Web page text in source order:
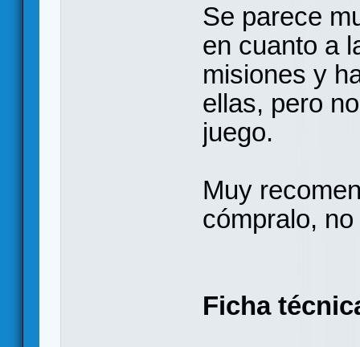
Se parece
en cuanto a
misiones y
ellas, pero
juego.
Muy
cómpralo,
Ficha